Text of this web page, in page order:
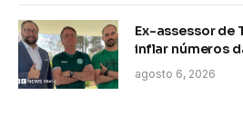
Ex-assessor de
inflar números
agosto 6, 2026